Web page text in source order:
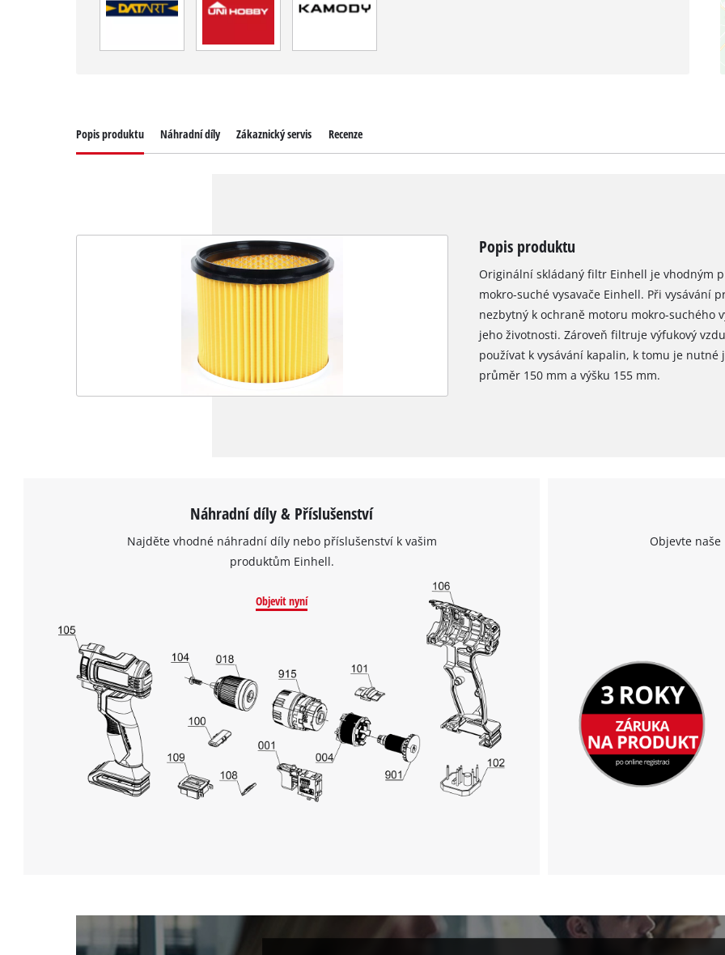
K načtení služby Google Maps
potřebujeme váš souhlas!
This content is not permitted to load due
to trackers that are not disclosed to the
visitor. The website owner needs to setup
the site with their CMP to add this content
to the list of technologies used.
Powered by
Usercentrics Consent
Popis produktu Náhradní díly Zákaznický servis Recenze
Popis produktu
Originální skládaný filtr Einhell je vhodným
mokro-suché vysavače Einhell. Při vysávání
nezbytný k ochraně motoru mokro-suchého
jeho životnosti. Zároveň filtruje výfukový
používat k vysávání kapalin, k tomu je
průměr 150 mm a výšku 155 mm.
Náhradní díly & Příslušenství
Najděte vhodné náhradní díly nebo příslušenství k vašim
produktům Einhell.
Objevit nyní
Objevte